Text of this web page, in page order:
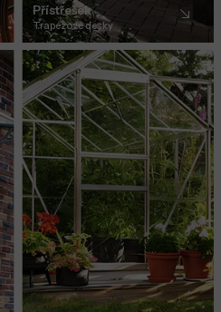
Přístřešek
Trapézové desky